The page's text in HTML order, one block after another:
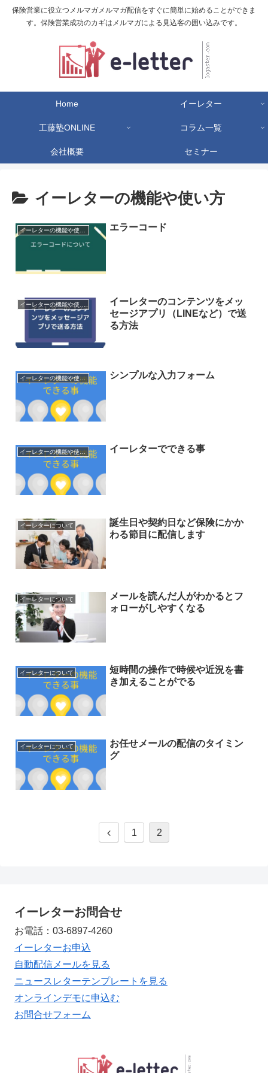
保険営業に役立つメルマガメルマガ配信をすぐに簡単に始めることができま
す。保険営業成功のカギはメルマガによる見込客の囲い込みです。
Home イーレター
工藤塾ONLINE コラム一覧
会社概要 セミナー
イーレターの機能や使い方
イーレターの機能や使い方 エラーコード
イーレターのコンテンツをメッ
セージアプリ（LINEなど）で送
る方法
イーレターの機能や使い方 シンプルな入力フォーム
イーレターの機能や使い方 イーレターでできる事
イーレターについて
誕生日や契約日など保険にかか
わる節目に配信します
イーレターについて
メールを読んだ人がわかるとフ
ォローがしやすくなる
イーレターについて
短時間の操作で時候や近況を書
き加えることがでる
イーレターについて
お任せメールの配信のタイミン
グ
1 2
イーレターお問合せ
お電話：03-6897-4260
イーレターお申込
自動配信メールを見る
ニュースレターテンプレートを見る
オンラインデモに申込む
お問合せフォーム